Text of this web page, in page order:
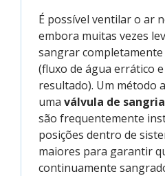
É possível ventilar o ar
embora muitas vezes
sangrar
(fluxo de água errático
resultado). Um método
uma válvula de
são frequentemente
posições dentro de
maiores para garantir
continuamente